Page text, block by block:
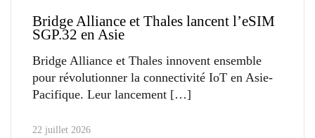
Bridge Alliance et Thales lancent l’eSIM
SGP.32 en Asie
Bridge Alliance et Thales innovent ensemble
pour révolutionner la connectivité IoT en Asie-
Pacifique. Leur lancement
22 juillet 2026